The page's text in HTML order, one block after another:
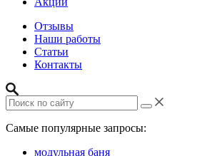
Отзывы
Наши работы
Статьи
Контакты
Самые популярные запросы:
модульная баня